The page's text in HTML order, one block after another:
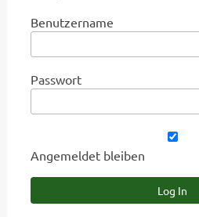
Benutzername
Passwort
Angemeldet bleiben